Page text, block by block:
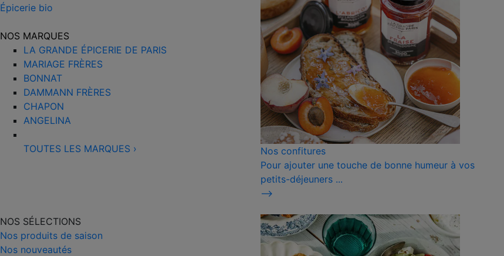
Épicerie bio
NOS MARQUES
LA GRANDE ÉPICERIE DE PARIS
MARIAGE FRÈRES
BONNAT
DAMMANN FRÈRES
CHAPON
ANGELINA
TOUTES LES MARQUES ›
Nos confitures
Pour ajouter une touche de bonne humeur à vos
petits-déjeuners ...
⟶
NOS SÉLECTIONS
Nos produits de saison
Nos nouveautés